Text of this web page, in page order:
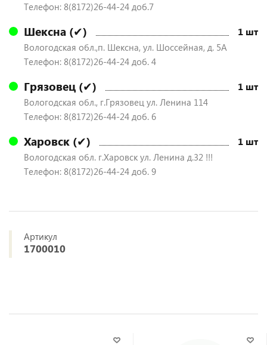
Телефон: 8(8172)26-44-24 доб.7
Шексна (✔) 1 шт
Вологодская обл.,п. Шексна, ул. Шоссейная, д. 5А
Телефон: 8(8172)26-44-24 доб. 4
Грязовец (✔) 1 шт
Вологодская обл., г.Грязовец ул. Ленина 114
Телефон: 8(8172)26-44-24 доб. 6
Харовск (✔) 1 шт
Вологодская обл. г.Харовск ул. Ленина д.32 !!!
Телефон: 8(8172)26-44-24 доб. 9
Артикул
1700010